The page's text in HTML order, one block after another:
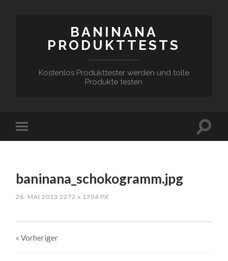
BANINANA
PRODUKTTESTS
Kostenlos Produkttester werden und tolle
Produkte testen
baninana_schokogramm.jpg
26. MAI 2013 2272x 1704 PX
« Vorheriger